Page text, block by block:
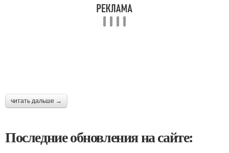
читать дальше →
Последние обновления на сайте: